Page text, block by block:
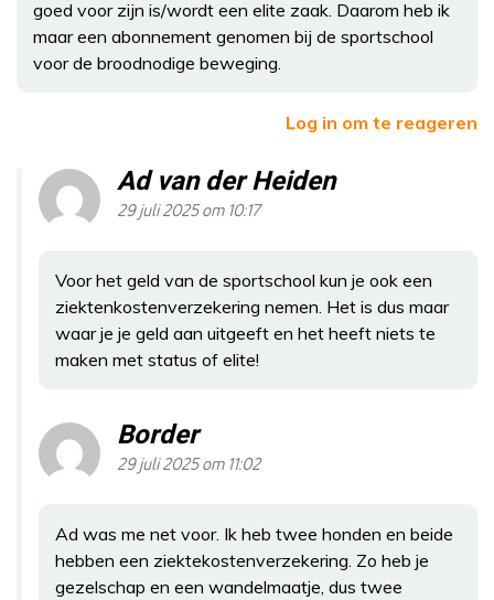
goed voor zijn is/wordt een elite zaak. Daarom heb ik
maar een abonnement genomen bij de sportschool
voor de broodnodige beweging.
Log in om te reageren
Ad van der Heiden
29 juli 2025 om 10:17
Voor het geld van de sportschool kun je ook een
ziektenkostenverzekering nemen. Het is dus maar
waar je je geld aan uitgeeft en het heeft niets te
maken met status of elite!
Border
29 juli 2025 om 11:02
Ad was me net voor. Ik heb twee honden en beide
hebben een ziektekostenverzekering. Zo heb je
gezelschap en een wandelmaatje, dus twee